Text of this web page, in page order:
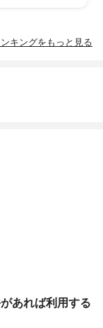
キングをもっと見る
あれば利用する